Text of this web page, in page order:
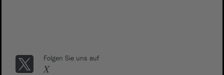
Folgen Sie uns auf
X